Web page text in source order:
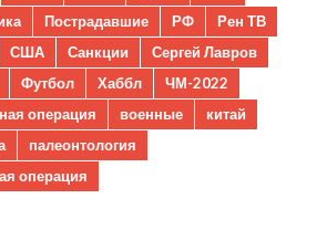
Пострадавшие РФ
Рен ТВ
США Санкции
Сергей Лавров
Футбол Хаббл
ЧМ-2022
операция военные
китай
палеонтология
операция